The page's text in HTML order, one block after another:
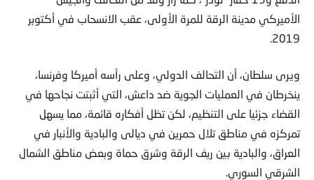
الأميركي مدينة الرقة للمرة الأولى، عقب الانسحاب في أكتوبر
2019.
ويرى سلطان، أن التحالف الدولي، وعلى رأسه أميركا وفرنسا،
ينخرطان في العمليات الجوية ضد داعش، التي أثبتت نجاحها في
القضاء جزئيا على التنظيم، لكن تظل أفكاره قائمة، مما يسهل
تمركزه في مناطق تلال حمرين في ديالى والبادية والأنبار في
العراق، والبادية بين ريف الرقة وشرق حماة وبعض مناطق الشمال
الشرقي السوري.